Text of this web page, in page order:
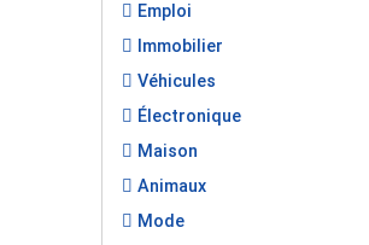
Emploi
Immobilier
Véhicules
Électronique
Maison
Animaux
Mode